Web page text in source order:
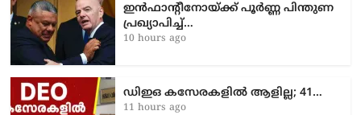
ഇൻഫാന്റീനോയ്ക്ക് പൂർണ്ണ പിന്തുണ
പ്രഖ്യാപിച്ച്…
10 hours ago
ഡിഇഒ കസേരകളില്‍ ആളില്ല; 41…
11 hours ago